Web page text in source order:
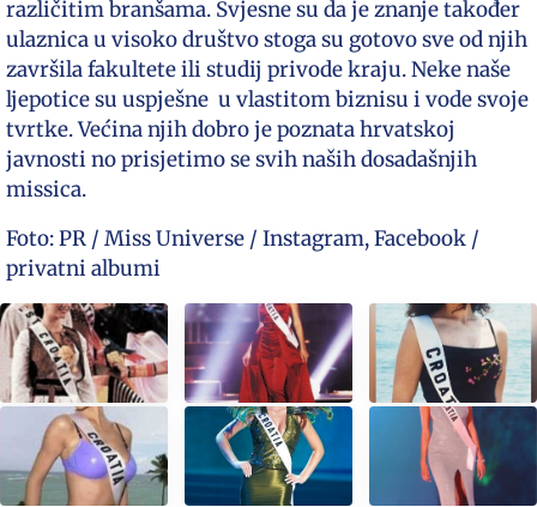
različitim branšama. Svjesne su da je znanje također
ulaznica u visoko društvo stoga su gotovo sve od njih
završila fakultete ili studij privode kraju. Neke naše
ljepotice su uspješne u vlastitom biznisu i vode svoje
tvrtke. Većina njih dobro je poznata hrvatskoj
javnosti no prisjetimo se svih naših dosadašnjih
missica.
Foto: PR / Miss Universe / Instagram, Facebook /
privatni albumi